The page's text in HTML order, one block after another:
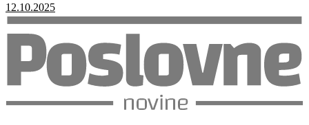
12.10.2025